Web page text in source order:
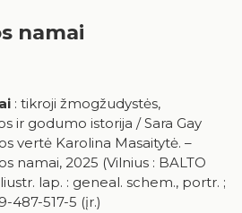
Lietuvos periodinės
bazė
bazės
ir apdovanojimams
knygų katalogas
knygų rekomendacijos
paslaugos
abonementas
ir konsultacijos
projektai
sukaktys
Birštono praeities
Moravskis
skaitytoju?
Renginiai
namai
: tikroji žmogžudystės,
ir godumo istorija / Sara Gay
vertė Karolina Masaitytė. –
namai, 2025 (Vilnius : BALTO
lap. : geneal. schem., portr. ;
487-517-5 (įr.)